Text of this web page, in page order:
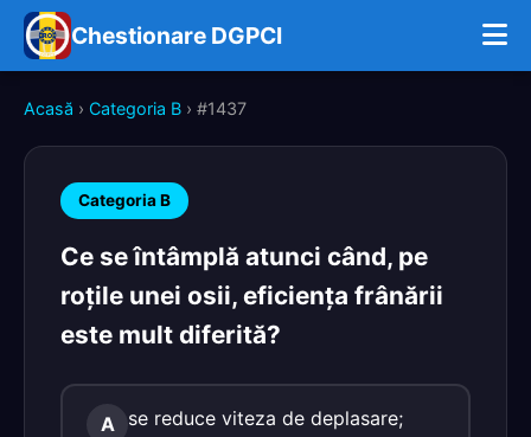
Chestionare DGPCI
Acasă › Categoria B › #1437
Categoria B
Ce se întâmplă atunci când, pe
roţile unei osii, eficienţa frânării
este mult diferită?
A se reduce viteza de deplasare;